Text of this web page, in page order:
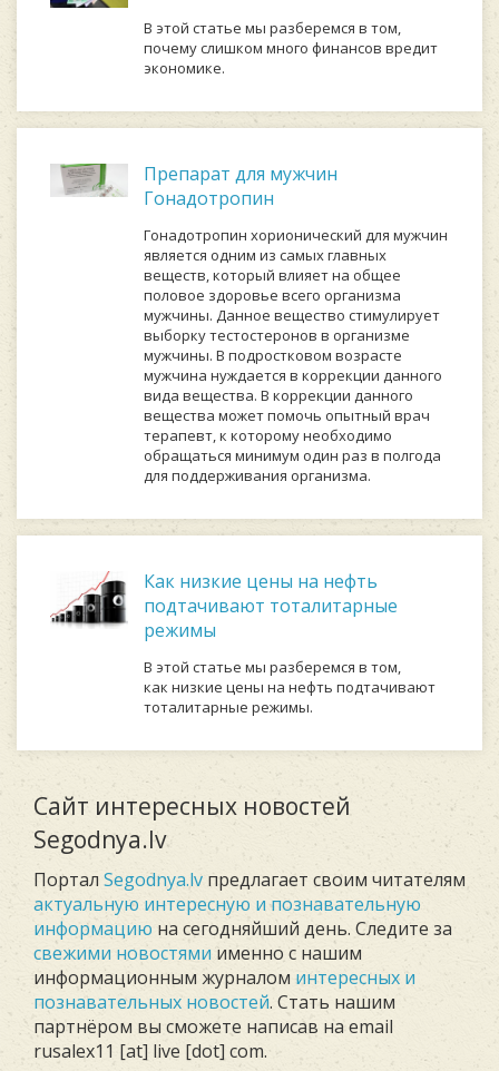
В этой статье мы разберемся в том,
почему слишком много финансов вредит
экономике.
Препарат для мужчин
Гонадотропин
Гонадотропин хорионический для мужчин
является одним из самых главных
веществ, который влияет на общее
половое здоровье всего организма
мужчины. Данное вещество стимулирует
выборку тестостеронов в организме
мужчины. В подростковом возрасте
мужчина нуждается в коррекции данного
вида вещества. В коррекции данного
вещества может помочь опытный врач
терапевт, к которому необходимо
обращаться минимум один раз в полгода
для поддерживания организма.
Как низкие цены на нефть
подтачивают тоталитарные
режимы
В этой статье мы разберемся в том,
как низкие цены на нефть подтачивают
тоталитарные режимы.
Сайт интересных новостей
Segodnya.lv
Портал Segodnya.lv предлагает своим читателям
актуальную интересную и познавательную
информацию на сегодняйший день. Следите за
свежими новостями именно с нашим
информационным журналом интересных и
познавательных новостей. Стать нашим
партнёром вы сможете написав на email
rusalex11 [at] live [dot] com.